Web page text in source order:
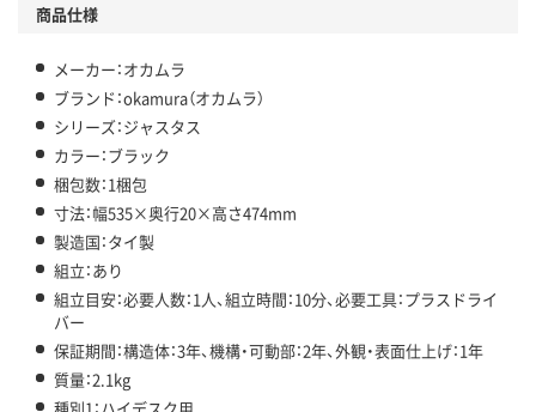
商品仕様
メーカー：オカムラ
ブランド：okamura（オカムラ）
シリーズ：ジャスタス
カラー：ブラック
梱包数：1梱包
寸法：幅535×奥行20×高さ474mm
製造国：タイ製
組立：あり
組立目安：必要人数：1人、組立時間：10分、必要工具：プラスドライ
バー
保証期間：構造体：3年、機構・可動部：2年、外観・表面仕上げ：1年
質量：2.1kg